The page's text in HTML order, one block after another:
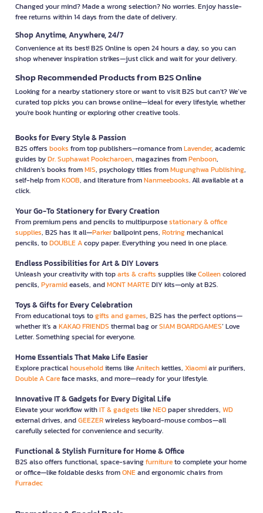
Changed your mind? Made a wrong selection? No worries. Enjoy hassle-
free returns within 14 days from the date of delivery.
Shop Anytime, Anywhere, 24/7
Convenience at its best! B2S Online is open 24 hours a day, so you can
shop whenever inspiration strikes—just click and wait for your delivery.
Shop Recommended Products from B2S Online
Looking for a nearby stationery store or want to visit B2S but can't? We’ve
curated top picks you can browse online—ideal for every lifestyle, whether
you're book hunting or exploring other creative tools.
Books for Every Style & Passion
B2S offers books from top publishers—romance fromLavender, academic
guides byDr. Suphawat Pookcharoen, magazines fromPenboon,
children’s books fromMIS, psychology titles fromMugunghwa Publishing,
self-help fromKOOB, and literature fromNanmeebooks. All available at a
click.
Your Go-To Stationery for Every Creation
From premium pens and pencils to multipurposestationary & office
supplies, B2S has it all—Parkerballpoint pens, Rotringmechanical
pencils, toDOUBLE Acopy paper. Everything you need in one place.
Endless Possibilities for Art & DIY Lovers
Unleash your creativity with toparts & crafts supplies likeColleencolored
pencils, Pyramideasels, andMONT MARTEDIY kits—only at B2S.
Toys & Gifts for Every Celebration
From educational toys togifts and games, B2S has the perfect options—
whether it’s a KAKAO FRIENDS thermal bag orSIAM BOARDGAMES’ Love
Letter. Something special for everyone.
Home Essentials That Make Life Easier
Explore practicalhouseholditems likeAnitechkettles, Xiaomiair purifiers,
Double A Careface masks, and more—ready for your lifestyle.
Innovative IT & Gadgets for Every Digital Life
Elevate your workflow withIT & gadgets likeNEOpaper shredders, WD
external drives, andGEEZERwireless keyboard-mouse combos—all
carefully selected for convenience and security.
Functional & Stylish Furniture for Home & Office
B2S also offers functional, space-savingfurnitureto complete your home
or office—like foldable desks fromONEand ergonomic chairs from
Furradec